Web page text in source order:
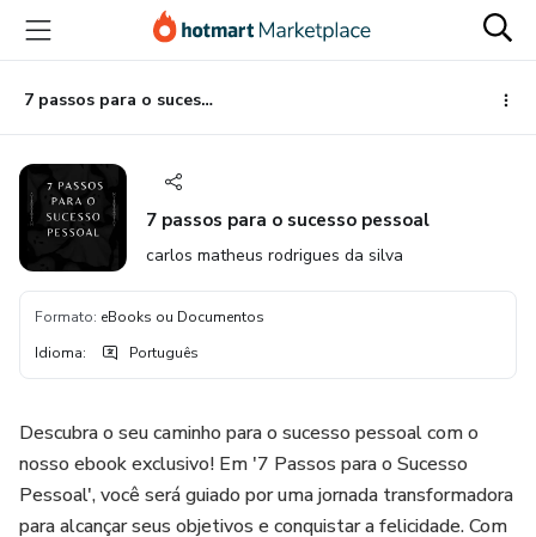
para
conteúdo
principal
para
pagamento
para
rodapé
7 passos para o sucesso pessoal
7 passos para o sucesso pessoal
carlos matheus rodrigues da silva
Formato: eBooks ou Documentos
Idioma: Português
Descubra o seu caminho para o sucesso pessoal com o
nosso ebook exclusivo! Em '7 Passos para o Sucesso
Pessoal', você será guiado por uma jornada transformadora
para alcançar seus objetivos e conquistar a felicidade. Com